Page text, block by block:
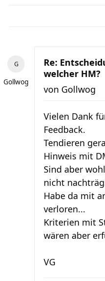
Gollwog
Re:
welcher HM?
von Gollwog
Vielen Dank
Feedback.
Tendieren
Hinweis mit
Sind aber
nicht
Habe da mit
verloren...
Kriterien mit
wären aber
VG